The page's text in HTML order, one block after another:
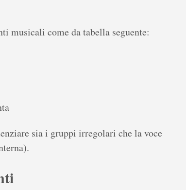
musicali come da tabella seguente:
sia i gruppi irregolari che la voce